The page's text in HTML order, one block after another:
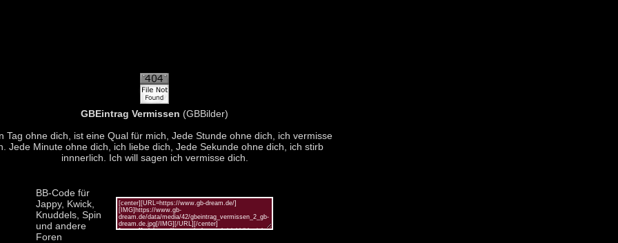
GBEintrag Vermissen (GBBilder)
Tag ohne dich, ist eine Qual für mich, Jede Stunde ohne dich, ich vermisse
Jede Minute ohne dich, ich liebe dich, Jede Sekunde ohne dich, ich stirb
innnerlich. Ich will sagen ich vermisse dich.
BB-Code für
Jappy, Kwick,
Knuddels, Spin
und andere
Foren